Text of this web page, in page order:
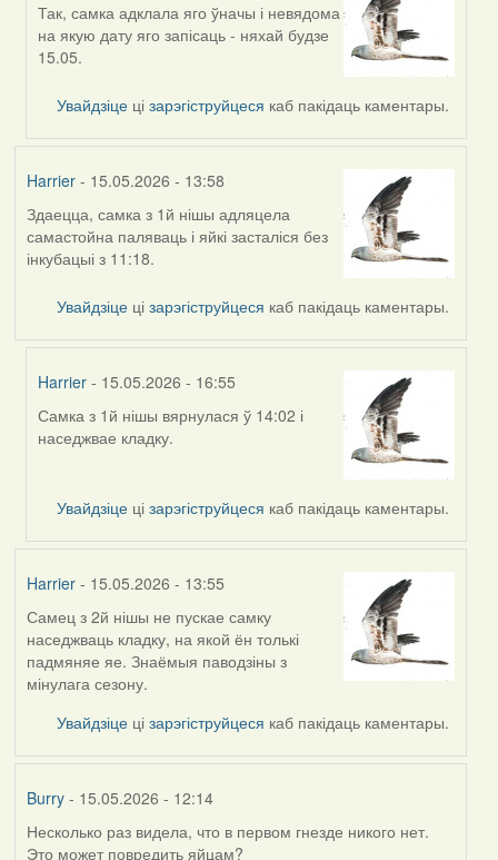
In
reply
to
Ксения
Так, самка адклала яго ўначы і невядома
на якую дату яго запісаць - няхай будзе
15.05.
Увайдзіце цізарэгіструйцеся каб пакідаць каментары.
Harrier- 15.05.2026 - 13:58
Здаецца, самка з 1й нішы адляцела
самастойна паляваць і яйкі засталіся без
інкубацыі з 11:18.
Увайдзіце цізарэгіструйцеся каб пакідаць каментары.
Harrier - 15.05.2026 - 16:55
In
reply
Harrier
Самка з 1й нішы вярнулася ў 14:02 і
наседжвае кладку.
Увайдзіце цізарэгіструйцеся каб пакідаць каментары.
Harrier- 15.05.2026 - 13:55
Самец з 2й нішы не пускае самку
наседжваць кладку, на якой ён толькі
падмяняе яе. Знаёмыя паводзіны з
мінулага сезону.
Увайдзіце цізарэгіструйцеся каб пакідаць каментары.
Burry- 15.05.2026 - 12:14
Несколько раз видела, что в первом гнезде никого нет.
Это может повредить яйцам?